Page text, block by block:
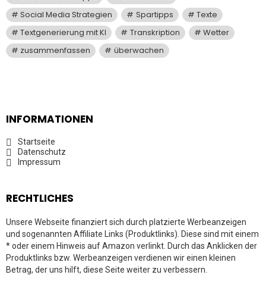
Social Media Strategien
Spartipps
Texte
Textgenerierung mit KI
Transkription
Wetter
zusammenfassen
überwachen
INFORMATIONEN
Startseite
Datenschutz
Impressum
RECHTLICHES
Unsere Webseite finanziert sich durch platzierte Werbeanzeigen
und sogenannten Affiliate Links (Produktlinks). Diese sind mit einem
* oder einem Hinweis auf Amazon verlinkt. Durch das Anklicken der
Produktlinks bzw. Werbeanzeigen verdienen wir einen kleinen
Betrag, der uns hilft, diese Seite weiter zu verbessern.